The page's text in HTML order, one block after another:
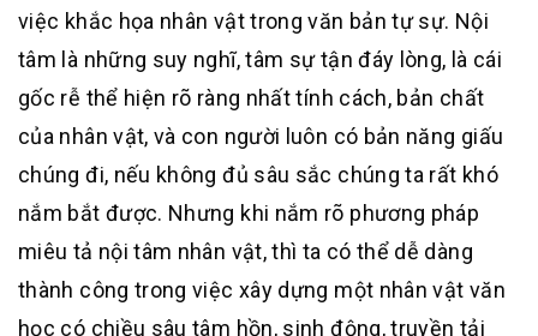
việc khắc họa nhân vật trong văn bản tự sự. Nội
tâm là những suy nghĩ, tâm sự tận đáy lòng, là cái
gốc rễ thể hiện rõ ràng nhất tính cách, bản chất
của nhân vật, và con người luôn có bản năng giấu
chúng đi, nếu không đủ sâu sắc chúng ta rất khó
nắm bắt được. Nhưng khi nắm rõ phương pháp
miêu tả nội tâm nhân vật, thì ta có thể dễ dàng
thành công trong việc xây dựng một nhân vật văn
học có chiều sâu tâm hồn, sinh động, truyền tải